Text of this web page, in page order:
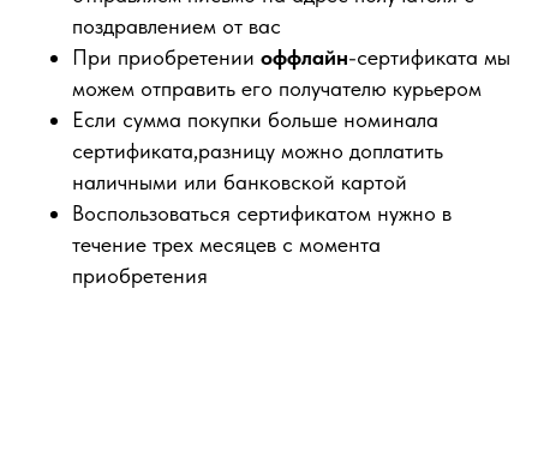
поздравлением от вас
При приобретении оффлайн-сертификата мы
можем отправить его получателю курьером
Если сумма покупки больше номинала
сертификата,разницу можно доплатить
наличными или банковской картой
Воспользоваться сертификатом нужно в
течение трех месяцев с момента
приобретения